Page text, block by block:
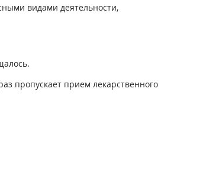
видами деятельности,
пропускает прием лекарственного